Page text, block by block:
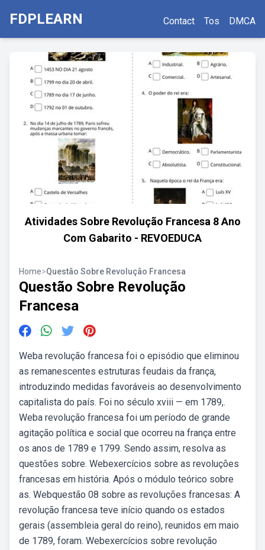
FDPLEARN Contact Tos DMCA
Atividades Sobre Revolução Francesa 8 Ano
Com Gabarito - REVOEDUCA
Home>Questão Sobre Revolução Francesa
Questão Sobre Revolução
Francesa
Weba revolução francesa foi o episódio que eliminou
as remanescentes estruturas feudais da frança,
introduzindo medidas favoráveis ao desenvolvimento
capitalista do país. Foi no século xviii — em 1789,.
Weba revolução francesa foi um período de grande
agitação política e social que ocorreu na frança entre
os anos de 1789 e 1799. Sendo assim, resolva as
questões sobre. Webexercícios sobre as revoluções
francesas em história. Após o módulo teórico sobre
as. Webquestão 08 sobre as revoluções francesas: A
revolução francesa teve início quando os estados
gerais (assembleia geral do reino), reunidos em maio
de 1789, foram. Webexercícios sobre revolução